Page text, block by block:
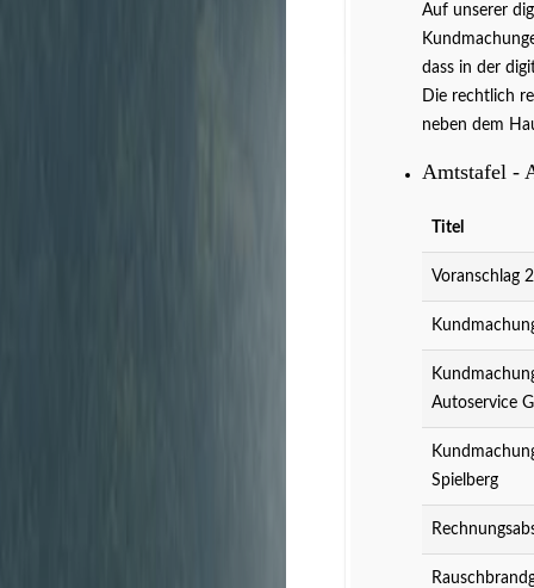
Auf unserer
dass in der
Die rechtlich
neben dem
Amtstafel -
Titel
Voranschlag
Autoservice
Spielberg